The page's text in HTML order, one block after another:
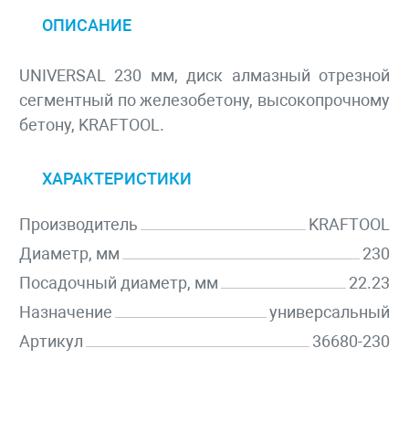
ОПИСАНИЕ
UNIVERSAL 230 мм, диск алмазный отрезной
сегментный по железобетону, высокопрочному
бетону, KRAFTOOL.
ХАРАКТЕРИСТИКИ
Производитель
KRAFTOOL
Диаметр, мм
230
Посадочный диаметр, мм
22.23
Назначение
универсальный
Артикул
36680-230